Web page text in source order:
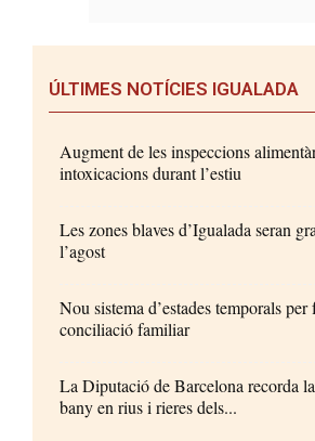
ÚLTIMES NOTÍCIES IGUALADA
Augment de les inspeccions
intoxicacions durant l’estiu
Les zones blaves d’Igualada seran
l’agost
Nou sistema d’estades temporals
conciliació familiar
La Diputació de Barcelona recorda
bany en rius i rieres dels...